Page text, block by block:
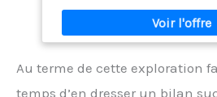
avec le logo croisé imprimé
l'expérience ajoute un
design fendu met en valeur la
passez une belle nuit
Au terme de cette exploration
temps d’en dresser un bilan